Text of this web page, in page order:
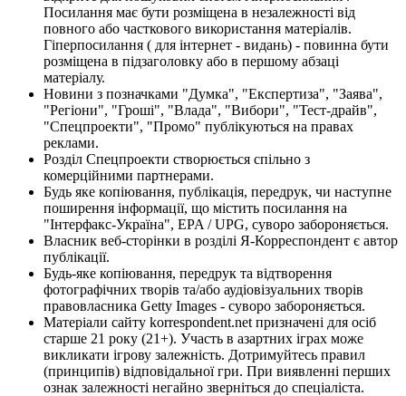
Посилання має бути розміщена в незалежності від
повного або часткового використання матеріалів.
Гіперпосилання ( для інтернет - видань) - повинна бути
розміщена в підзаголовку або в першому абзаці
матеріалу.
Новини з позначками "Думка", "Експертиза", "Заява",
"Регіони", "Гроші", "Влада", "Вибори", "Тест-драйв",
"Спецпроекти", "Промо" публікуються на правах
реклами.
Розділ Спецпроекти створюється спільно з
комерційними партнерами.
Будь яке копіювання, публікація, передрук, чи наступне
поширення інформації, що містить посилання на
"Інтерфакс-Україна", EPA / UPG, суворо забороняється.
Власник веб-сторінки в розділі Я-Корреспондент є автор
публікації.
Будь-яке копіювання, передрук та відтворення
фотографічних творів та/або аудіовізуальних творів
правовласника Getty Images - суворо забороняється.
Матеріали сайту korrespondent.net призначені для осіб
старше 21 року (21+). Участь в азартних іграх може
викликати ігрову залежність. Дотримуйтесь правил
(принципів) відповідальної гри. При виявленні перших
ознак залежності негайно зверніться до спеціаліста.